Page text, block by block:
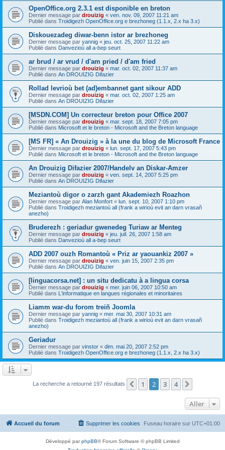
OpenOffice.org 2.3.1 est disponible en breton
Dernier message par drouizig « ven. nov. 09, 2007 11:21 am
Publié dans Troidigezh OpenOffice.org e brezhoneg (1.1.x, 2.x ha 3.x)
Diskouezadeg diwar-benn istor ar brezhoneg
Dernier message par yannig « jeu. oct. 25, 2007 11:22 am
Publié dans Danvezioù all a-bep seurt
ar brud / ar vrud / d'am pried / d'am fried
Dernier message par drouizig « mar. oct. 02, 2007 11:37 am
Publié dans An DROUIZIG Difazier
Rollad levrioù bet (ad)embannet gant sikour ADD
Dernier message par drouizig « mar. oct. 02, 2007 1:25 am
Publié dans An DROUIZIG Difazier
[MSDN.COM] Un correcteur breton pour Office 2007
Dernier message par drouizig « mar. sept. 18, 2007 7:05 pm
Publié dans Microsoft et le breton - Microsoft and the Breton language
[MS FR] « An Drouizig » à la une du blog de Microsoft France
Dernier message par drouizig « lun. sept. 17, 2007 5:43 pm
Publié dans Microsoft et le breton - Microsoft and the Breton language
An Drouizig Difazier 2007/Handelv an Diskar-Amzer
Dernier message par drouizig « ven. sept. 14, 2007 5:25 pm
Publié dans An DROUIZIG Difazier
Meziantoù digor o zarzh gant Akademiezh Roazhon
Dernier message par Alan Monfort « lun. sept. 10, 2007 1:10 pm
Publié dans Troidigezh meziantoù all (frank a wirioù evit an darn vrasañ
anezho)
Bruderezh : geriadur gwenedeg Turiaw ar Menteg
Dernier message par drouizig « jeu. juil. 26, 2007 1:58 am
Publié dans Danvezioù all a-bep seurt
ADD 2007 ouzh Romantoù « Priz ar yaouankiz 2007 »
Dernier message par drouizig « ven. juin 15, 2007 2:35 pm
Publié dans An DROUIZIG Difazier
[linguacorsa.net] : un situ dedicatu à a lingua corsa
Dernier message par drouizig « mer. juin 06, 2007 10:50 am
Publié dans L'informatique en langues régionales et minoritaires
Liamm war-du forom treiñ Joomla
Dernier message par yannig « mer. mai 30, 2007 10:31 am
Publié dans Troidigezh meziantoù all (frank a wirioù evit an darn vrasañ
anezho)
Geriadur
Dernier message par vinstor « dim. mai 20, 2007 2:52 pm
Publié dans Troidigezh OpenOffice.org e brezhoneg (1.1.x, 2.x ha 3.x)
La recherche a retourné 197 résultats Précédent
1 2 3 4
Aller
Accueil du forum Fuseau horaire sur UTC+01:00
Supprimer les cookies
Développé parphpBB® Forum Software © phpBB Limited